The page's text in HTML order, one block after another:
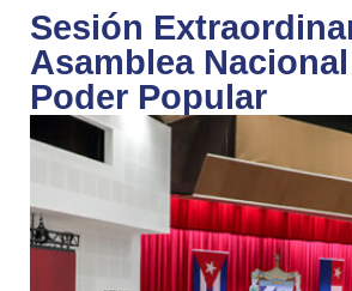
Sesión
Asamblea
Poder Popular